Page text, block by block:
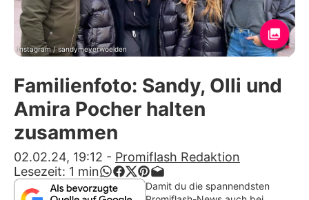
Familie & Liebe
Promiflash Exklusiv
Alle Themen auf Promiflash
App runterladen
Team
Instagram / sandymeyerwoelden
Familienfoto: Sandy, Olli und
Amira Pocher halten
zusammen
02.02.24, 19:12 - Promiflash Redaktion
Lesezeit: 1 min
Damit du die spannendsten